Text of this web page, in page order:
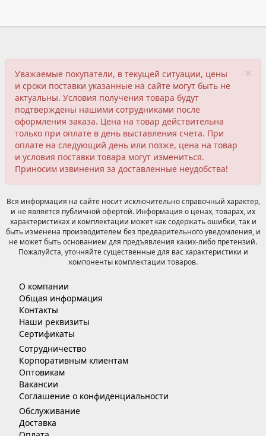
×
Уважаемые покупатели, в текущей ситуации, цены
и сроки поставки указанные на сайте могут быть не
актуальны. Условия получения товара будут
подтверждены нашими сотрудниками после
оформления заказа. Цена на товар действительна
только при оплате в день выставления счета. При
оплате на следующий день или позже, цена на товар
и условия поставки товара могут измениться.
Приносим извинения за доставленные неудобства!
Вся информация на сайте носит исключительно справочный характер,
и не является публичной офертой. Информация о ценах, товарах, их
характеристиках и комплектации может как содержать ошибки, так и
быть изменена производителем без предварительного уведомления, и
не может быть основанием для предъявления каких-либо претензий.
Пожалуйста, уточняйте существенные для вас характеристики и
компоненты комплектации товаров.
О компании
Общая информация
Контакты
Наши реквизиты
Сертификаты
Сотрудничество
Корпоративным клиентам
Оптовикам
Вакансии
Соглашение о конфиденциальности
Обслуживание
Доставка